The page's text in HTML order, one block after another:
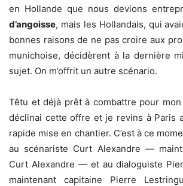
en Hollande que nous devions
d’angoisse, mais les Hollandais, qui
bonnes raisons de ne pas croire aux
munichoise, décidèrent à la dernière
sujet. On m’offrit un autre scénario.
Têtu et déjà prêt à combattre pour
déclinai cette offre et je revins à Paris
rapide mise en chantier. C’est à ce
au scénariste Curt Alexandre —
Curt Alexandre — et au dialoguiste
maintenant capitaine Pierre